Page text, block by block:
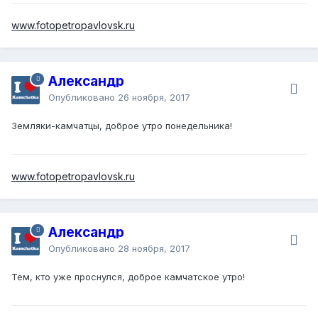
www.fotopetropavlovsk.ru
Александр
Опубликовано 26 ноября, 2017
Земляки-камчатцы, доброе утро понедельника!
www.fotopetropavlovsk.ru
Александр
Опубликовано 28 ноября, 2017
Тем, кто уже проснулся, доброе камчатское утро!